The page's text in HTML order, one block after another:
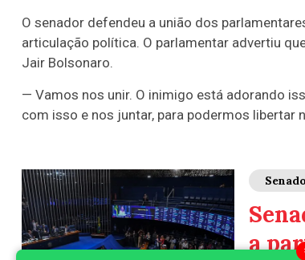
O senador defendeu a união dos
articulação política. O parlamentar advertiu
Jair Bolsonaro.
— Vamos nos unir. O inimigo está adorando
com isso e nos juntar, para podermos libertar
a